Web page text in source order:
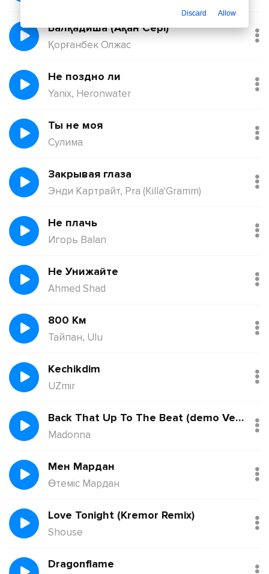
Балқадиша (Ақан Сері)
Қорғанбек Олжас
Не поздно ли
Yanix, Heronwater
Ты не моя
Сулима
Закрывая глаза
Энди Картрайт, Pra (Killa'Gramm)
Не плачь
Игорь Balan
Не Унижайте
Ahmed Shad
800 Км
Тайпан, Ulu
Kechikdim
UZmir
Back That Up To The Beat (demo Version)
Madonna
Мен Мардан
Өтеміс Мардан
Love Tonight (Kremor Remix)
Shouse
Dragonflame
Discard Allow